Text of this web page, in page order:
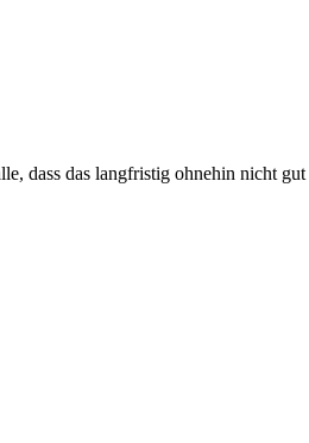
dass das langfristig ohnehin nicht